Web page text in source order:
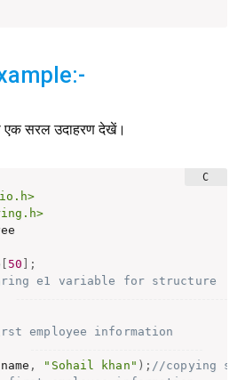
एक सरल उदाहरण देखें।
50
;
e1 variable for structure
employee information
name , "Sohail khan" ) ; //copying